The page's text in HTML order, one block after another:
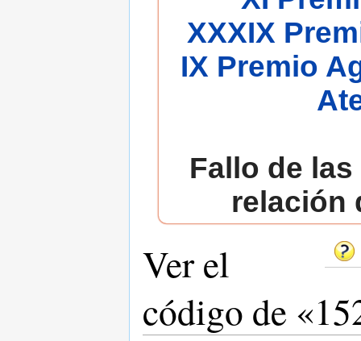
XXXIX
IX Premio
Fallo de
relación
Ver el
código de